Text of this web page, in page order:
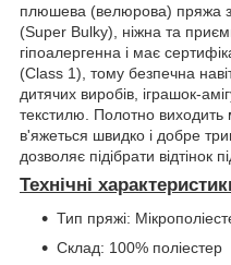
плюшева (велюрова) пряжа
(Super Bulky), ніжна та
гіпоалергенна і має
(Class 1), тому безпечна
дитячих виробів, іграшок-
текстилю. Полотно
в'яжеться швидко і добре
дозволяє підібрати відтінок
Технічні
Тип пряжі:
Склад: 100% поліестер